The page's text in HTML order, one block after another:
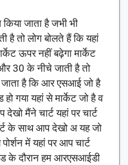
जाता है जभी भी
तो लोग बोलते हैं कि यहां
ऊपर नहीं बढ़ेगा मार्केट
30 के नीचे जाती है तो
है कि आर एसआई जो है
गया यहां से मार्केट जो है व
मैंने चार्ट यहां पर चार्ट
के साथ आप देखो अ यह जो
में यहां पर आप चार्ट
के दौरान हम आरएसआईडी